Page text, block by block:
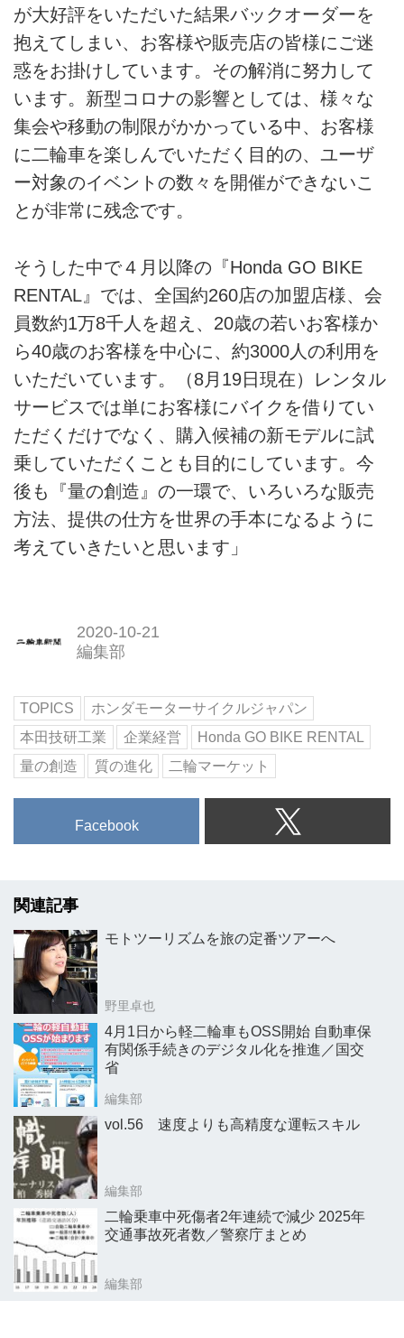
が大好評をいただいた結果バックオーダーを
抱えてしまい、お客様や販売店の皆様にご迷
惑をお掛けしています。その解消に努力して
います。新型コロナの影響としては、様々な
集会や移動の制限がかかっている中、お客様
に二輪車を楽しんでいただく目的の、ユーザ
ー対象のイベントの数々を開催ができないこ
とが非常に残念です。
そうした中で４月以降の『Honda GO BIKE
RENTAL』では、全国約260店の加盟店様、会
員数約1万8千人を超え、20歳の若いお客様か
ら40歳のお客様を中心に、約3000人の利用を
いただいています。（8月19日現在）レンタル
サービスでは単にお客様にバイクを借りてい
ただくだけでなく、購入候補の新モデルに試
乗していただくことも目的にしています。今
後も『量の創造』の一環で、いろいろな販売
方法、提供の仕方を世界の手本になるように
考えていきたいと思います」
2020-10-21
編集部
TOPICS
ホンダモーターサイクルジャパン
本田技研工業
企業経営
Honda GO BIKE RENTAL
量の創造
質の進化 二輪マーケット
Facebook
関連記事
モトツーリズムを旅の定番ツアーへ
野里卓也
4月1日から軽二輪車もOSS開始 自動車保
有関係手続きのデジタル化を推進／国交
省
編集部
vol.56 速度よりも高精度な運転スキル
編集部
二輪乗車中死傷者2年連続で減少 2025年
交通事故死者数／警察庁まとめ
編集部